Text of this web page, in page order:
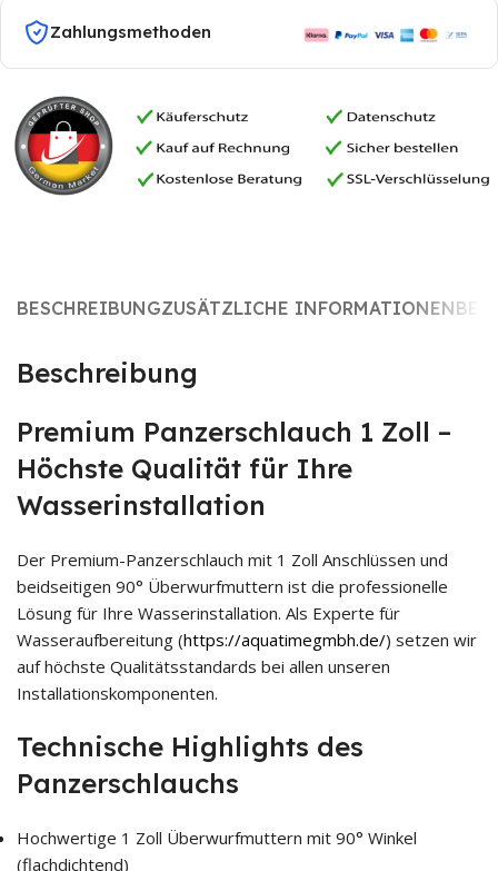
Zahlungsmethoden
BESCHREIBUNGZUSÄTZLICHE INFORMATIONEN
Beschreibung
Premium Panzerschlauch 1 Zoll –
Höchste Qualität für Ihre
Wasserinstallation
Der Premium-Panzerschlauch mit 1 Zoll Anschlüssen und
beidseitigen 90° Überwurfmuttern ist die professionelle
Lösung für Ihre Wasserinstallation. Als Experte für
Wasseraufbereitung (https://aquatimegmbh.de/) setzen wir
auf höchste Qualitätsstandards bei allen unseren
Installationskomponenten.
Technische Highlights des
Panzerschlauchs
Hochwertige 1 Zoll Überwurfmuttern mit 90° Winkel
(flachdichtend)